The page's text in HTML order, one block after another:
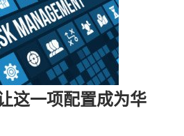
这一项配置成为华